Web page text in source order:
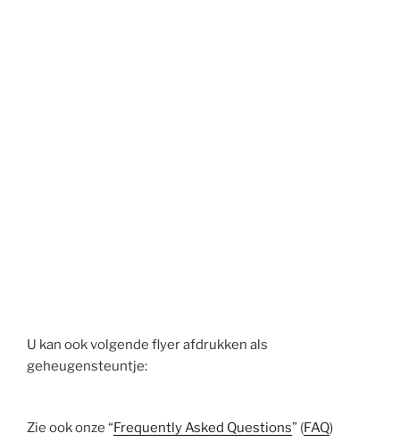
U kan ook volgende flyer afdrukken als
geheugensteuntje:
Zie ook onze “Frequently Asked Questions” (FAQ)